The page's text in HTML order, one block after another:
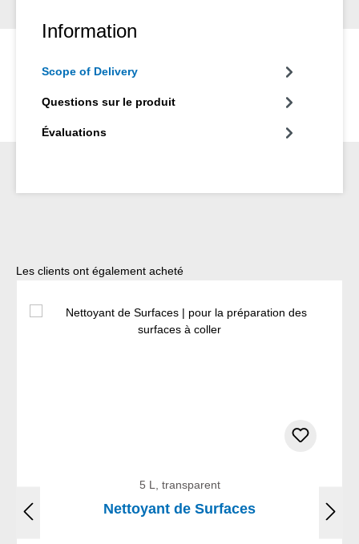
Information
Scope of Delivery
Questions sur le produit
Évaluations
Ignorer la galerie de produits
Les clients ont également acheté
5 L, transparent
Nettoyant de Surfaces